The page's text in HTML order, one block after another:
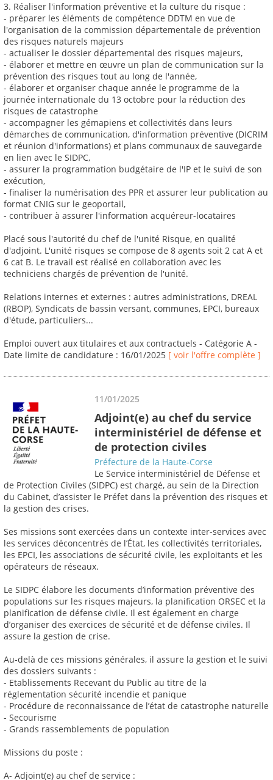
3. Réaliser l'information préventive et la culture du risque :
- préparer les éléments de compétence DDTM en vue de
l'organisation de la commission départementale de prévention
des risques naturels majeurs
- actualiser le dossier départemental des risques majeurs,
- élaborer et mettre en œuvre un plan de communication sur la
prévention des risques tout au long de l'année,
- élaborer et organiser chaque année le programme de la
journée internationale du 13 octobre pour la réduction des
risques de catastrophe
- accompagner les gémapiens et collectivités dans leurs
démarches de communication, d'information préventive (DICRIM
et réunion d'informations) et plans communaux de sauvegarde
en lien avec le SIDPC,
- assurer la programmation budgétaire de l'IP et le suivi de son
exécution,
- finaliser la numérisation des PPR et assurer leur publication au
format CNIG sur le geoportail,
- contribuer à assurer l'information acquéreur-locataires
Placé sous l'autorité du chef de l'unité Risque, en qualité
d'adjoint. L'unité risques se compose de 8 agents soit 2 cat A et
6 cat B. Le travail est réalisé en collaboration avec les
techniciens chargés de prévention de l'unité.
Relations internes et externes : autres administrations, DREAL
(RBOP), Syndicats de bassin versant, communes, EPCI, bureaux
d'étude, particuliers...
Emploi ouvert aux titulaires et aux contractuels - Catégorie A -
Date limite de candidature : 16/01/2025 [ voir l'offre complète ]
11/01/2025
Adjoint(e) au chef du service
interministériel de défense et
de protection civiles
Préfecture de la Haute-Corse
Le Service interministériel de Défense et
de Protection Civiles (SIDPC) est chargé, au sein de la Direction
du Cabinet, d’assister le Préfet dans la prévention des risques et
la gestion des crises.
Ses missions sont exercées dans un contexte inter-services avec
les services déconcentrés de l’État, les collectivités territoriales,
les EPCI, les associations de sécurité civile, les exploitants et les
opérateurs de réseaux.
Le SIDPC élabore les documents d’information préventive des
populations sur les risques majeurs, la planification ORSEC et la
planification de défense civile. Il est également en charge
d’organiser des exercices de sécurité et de défense civiles. Il
assure la gestion de crise.
Au-delà de ces missions générales, il assure la gestion et le suivi
des dossiers suivants :
- Etablissements Recevant du Public au titre de la
réglementation sécurité incendie et panique
- Procédure de reconnaissance de l’état de catastrophe naturelle
- Secourisme
- Grands rassemblements de population
Missions du poste :
A- Adjoint(e) au chef de service :